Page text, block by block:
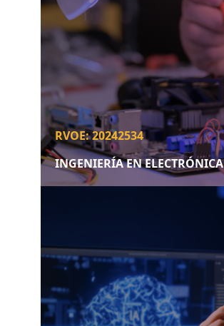
RVOE: 20242534
INGENIERÍA EN ELECTRÓNICA